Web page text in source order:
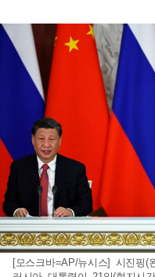
[모스크바=AP/뉴시스] 시진핑